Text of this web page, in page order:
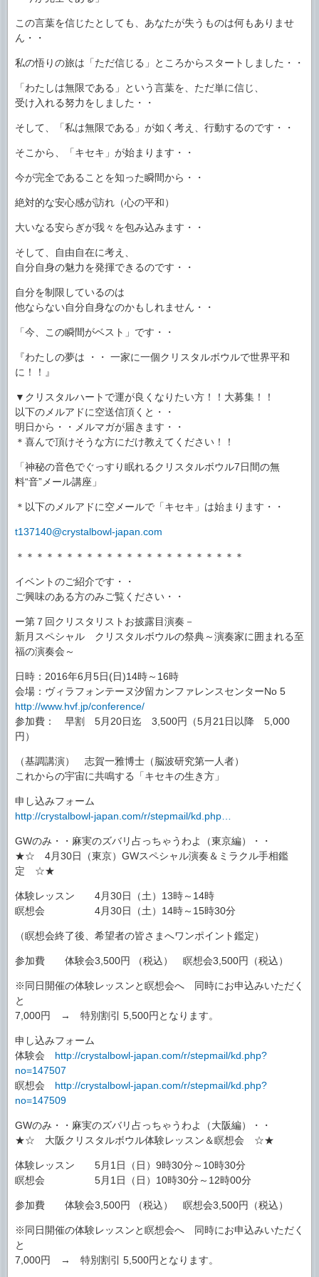
この言葉を信じたとしても、あなたが失うものは何もありませ
ん・・
私の悟りの旅は「ただ信じる」ところからスタートしました・・
「わたしは無限である」という言葉を、ただ単に信じ、
受け入れる努力をしました・・
そして、「私は無限である」が如く考え、行動するのです・・
そこから、「キセキ」が始まります・・
今が完全であることを知った瞬間から・・
絶対的な安心感が訪れ（心の平和）
大いなる安らぎが我々を包み込みます・・
そして、自由自在に考え、
自分自身の魅力を発揮できるのです・・
自分を制限しているのは
他ならない自分自身なのかもしれません・・
「今、この瞬間がベスト」です・・
『わたしの夢は ・・ 一家に一個クリスタルボウルで世界平和
に！！』
▼クリスタルハートで運が良くなりたい方！！大募集！！
以下のメルアドに空送信頂くと・・
明日から・・メルマガが届きます・・
＊喜んで頂けそうな方にだけ教えてください！！
「神秘の音色でぐっすり眠れるクリスタルボウル7日間の無
料“音”メール講座」
＊以下のメルアドに空メールで「キセキ」は始まります・・
t137140@crystalbowl-japan.com
＊＊＊＊＊＊＊＊＊＊＊＊＊＊＊＊＊＊＊＊＊＊＊
イベントのご紹介です・・
ご興味のある方のみご覧ください・・
ー第７回クリスタリストお披露目演奏－
新月スペシャル クリスタルボウルの祭典～演奏家に囲まれる至
福の演奏会～
日時：2016年6月5日(日)14時～16時
会場：ヴィラフォンテーヌ汐留カンファレンスセンターNo 5
http://www.hvf.jp/conference/
参加費： 早割 5月20日迄 3,500円（5月21日以降 5,000
円）
（基調講演） 志賀一雅博士（脳波研究第一人者）
これからの宇宙に共鳴する「キセキの生き方」
申し込みフォーム
http://crystalbowl-japan.com/r/stepmail/kd.php…
GWのみ・・麻実のズバリ占っちゃうわよ（東京編）・・
★☆ 4月30日（東京）GWスペシャル演奏＆ミラクル手相鑑
定 ☆★
体験レッスン 4月30日（土）13時～14時
瞑想会 4月30日（土）14時～15時30分
（瞑想会終了後、希望者の皆さまへワンポイント鑑定）
参加費 体験会3,500円 （税込） 瞑想会3,500円（税込）
※同日開催の体験レッスンと瞑想会へ 同時にお申込みいただく
と
7,000円 → 特別割引 5,500円となります。
申し込みフォーム
体験会 http://crystalbowl-japan.com/r/stepmail/kd.php?
no=147507
瞑想会 http://crystalbowl-japan.com/r/stepmail/kd.php?
no=147509
GWのみ・・麻実のズバリ占っちゃうわよ（大阪編）・・
★☆ 大阪クリスタルボウル体験レッスン＆瞑想会 ☆★
体験レッスン 5月1日（日）9時30分～10時30分
瞑想会 5月1日（日）10時30分～12時00分
参加費 体験会3,500円 （税込） 瞑想会3,500円（税込）
※同日開催の体験レッスンと瞑想会へ 同時にお申込みいただく
と
7,000円 → 特別割引 5,500円となります。